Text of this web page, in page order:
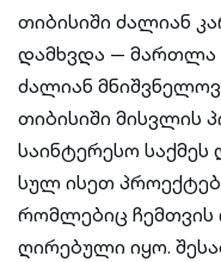
თიბისიში ძალიან
დამხვდა — მართლა
ძალიან
თიბისიში მისვლის
საინტერესო
სულ ისეთ
რომლებიც ჩემთვის
ღირებული იყო.